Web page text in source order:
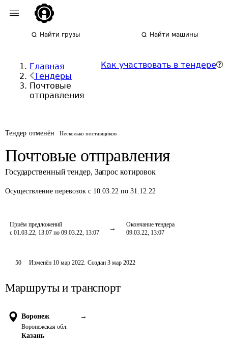
Найти грузы Найти машины
Главная
Тендеры
Почтовые
отправления
Как участвовать в тендере
Тендер отменён Несколько поставщиков
Почтовые отправления
Государственный тендер, Запрос котировок
Осуществление перевозок с 10.03.22 по 31.12.22
Приём предложений
с 01.03.22, 13:07 по 09.03.22, 13:07
Окончание тендера
09.03.22, 13:07
50 Изменён 10 мар 2022. Создан 3 мар 2022
Маршруты и транспорт
Воронеж →
Воронежская обл.
Казань